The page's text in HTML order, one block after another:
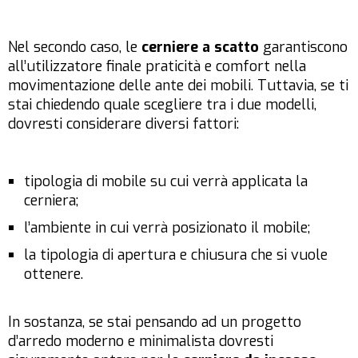
Nel secondo caso, le cerniere a scatto garantiscono
all’utilizzatore finale praticità e comfort nella
movimentazione delle ante dei mobili. Tuttavia, se ti
stai chiedendo quale scegliere tra i due modelli,
dovresti considerare diversi fattori:
tipologia di mobile su cui verrà applicata la
cerniera;
l’ambiente in cui verrà posizionato il mobile;
la tipologia di apertura e chiusura che si vuole
ottenere.
In sostanza, se stai pensando ad un progetto
d’arredo moderno e minimalista dovresti